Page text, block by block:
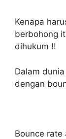
Kenapa
berbohong
dihukum !!
Dalam
dengan
Bounce